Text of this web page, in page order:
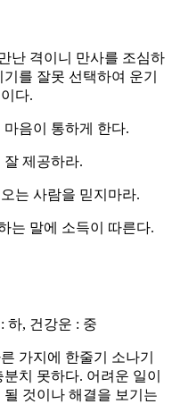
난 격이니 만사를 조심하
를 잘못 선택하여 운기
다.
음이 통하게 한다.
잘 제공하라.
는 사람을 믿지마라.
는 말에 소득이 따른다.
하, 건강운 : 중
가지에 한줄기 소나기
치 못하다. 어려운 일이
것이나 해결을 보기는